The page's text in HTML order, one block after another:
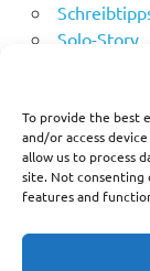
To provide the best
and/or access
allow us to process
site. Not consenting
features and
Solo-Story
META
Anmelden
Eintrags-